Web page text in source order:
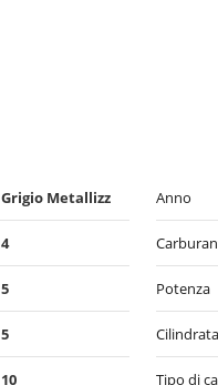
Grigio Metallizz
4
5
5
10
Anno
Potenza
Cilindrata
Tipo di